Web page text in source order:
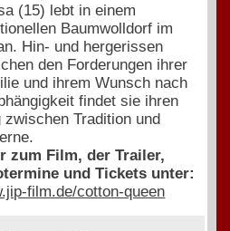
(15) lebt in einem
Baumwolldorf im
Hin- und hergerissen
den Forderungen ihrer
und ihrem Wunsch nach
findet sie ihren
zwischen Tradition und
zum Film, der Trailer,
und Tickets unter:
film.de/cotton-queen